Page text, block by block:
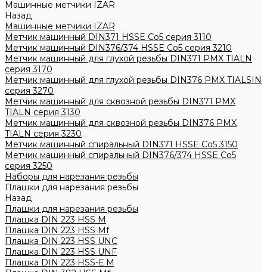
Машинные метчики IZAR
Назад
Машинные метчики IZAR
Метчик машинный DIN371 HSSE Co5 серия 3110
Метчик машинный DIN376/374 HSSE Co5 серия 3210
Метчик машинный для глухой резьбы DIN371 PMX TIALN
серия 3170
Метчик машинный для глухой резьбы DIN376 PMX TIALSIN
серия 3270
Метчик машинный для сквозной резьбы DIN371 PMX
TIALN серия 3130
Метчик машинный для сквозной резьбы DIN376 PMX
TIALN серия 3230
Метчик машинный спиральный DIN371 HSSE Co5 3150
Метчик машинный спиральный DIN376/374 HSSE Co5
серия 3250
Наборы для нарезания резьбы
Плашки для нарезания резьбы
Назад
Плашки для нарезания резьбы
Плашка DIN 223 HSS M
Плашка DIN 223 HSS Mf
Плашка DIN 223 HSS UNC
Плашка DIN 223 HSS UNF
Плашка DIN 223 HSS-Е M